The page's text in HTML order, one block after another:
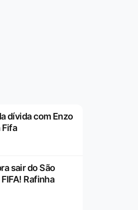
dívida com Enzo
Fifa
sair do São
Rafinha